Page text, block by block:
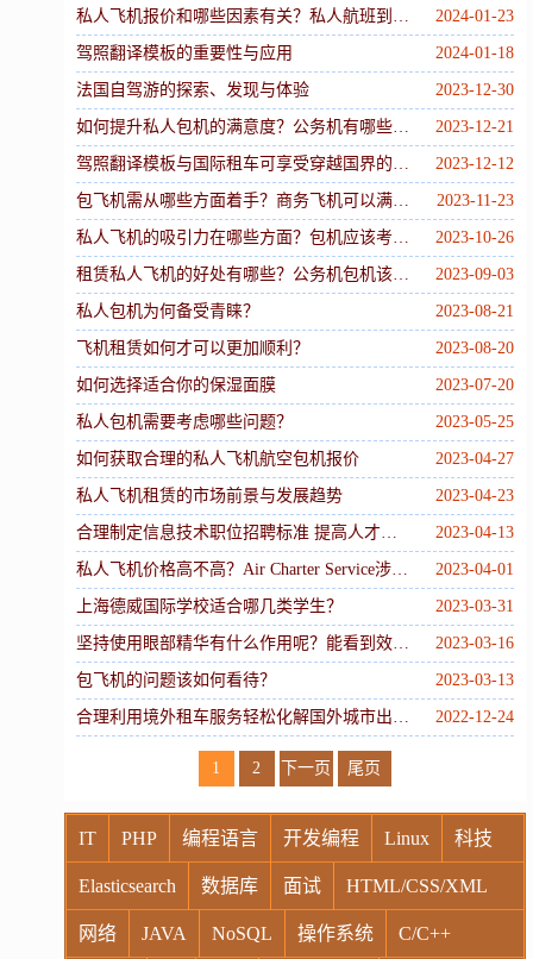
2024-01-23
私人飞机报价和哪些因素有关？私人航班到底好不好？
2024-01-18
驾照翻译模板的重要性与应用
2023-12-30
法国自驾游的探索、发现与体验
2023-12-21
如何提升私人包机的满意度？公务机有哪些优势？
2023-12-12
驾照翻译模板与国际租车可享受穿越国界的自由
2023-11-23
包飞机需从哪些方面着手？商务飞机可以满足哪些用途？
2023-10-26
私人飞机的吸引力在哪些方面？包机应该考虑哪些方面？
2023-09-03
租赁私人飞机的好处有哪些？公务机包机该如何提升体验感？
2023-08-21
私人包机为何备受青睐？
2023-08-20
飞机租赁如何才可以更加顺利？
2023-07-20
如何选择适合你的保湿面膜
2023-05-25
私人包机需要考虑哪些问题？
2023-04-27
如何获取合理的私人飞机航空包机报价
2023-04-23
私人飞机租赁的市场前景与发展趋势
2023-04-13
合理制定信息技术职位招聘标准 提高人才匹配度
2023-04-01
私人飞机价格高不高？Air Charter Service涉及到哪些内容？
2023-03-31
上海德威国际学校适合哪几类学生？
2023-03-16
坚持使用眼部精华有什么作用呢？能看到效果吗？
2023-03-13
包飞机的问题该如何看待？
2022-12-24
合理利用境外租车服务轻松化解国外城市出行压力
1 2 下一页 尾页
IT PHP 编程语言 开发编程 Linux 科技
Elasticsearch 数据库 面试 HTML/CSS/XML
网络 JAVA NoSQL 操作系统 C/C++